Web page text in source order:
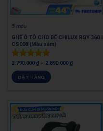
5 màu
GHẾ Ô TÔ CHO BÉ CHILUX ROY 360 l
CS008 (Màu xám)
Được xếp
hạng4.97
5 sao
2.790.000₫ – 2.890.000₫
ĐẶT HÀNG